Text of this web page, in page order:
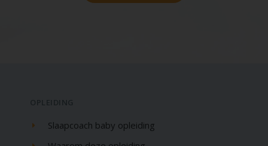
Slaapcoach baby opleiding